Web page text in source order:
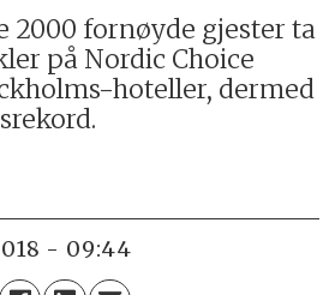
2000 fornøyde gjester ta
på Nordic Choice
hoteller, dermed
- 09:44